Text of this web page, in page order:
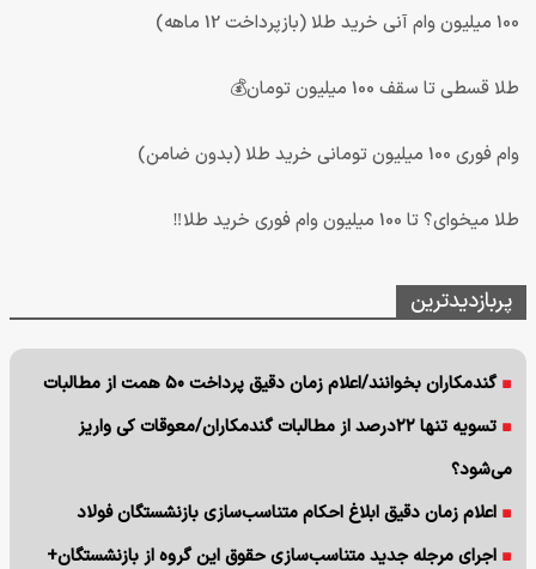
100 میلیون وام آنی خرید طلا (بازپرداخت 12 ماهه)
طلا قسطی تا سقف 100 میلیون تومان💰
وام فوری 100 میلیون تومانی خرید طلا (بدون ضامن)
طلا میخوای؟ تا 100 میلیون وام فوری خرید طلا‼️
پربازدیدترین
گندمکاران بخوانند/اعلام زمان دقیق پرداخت ۵۰ همت از مطالبات
تسویه تنها ۲۲درصد از مطالبات گندمکاران/معوقات کی واریز
می‌شود؟
اعلام زمان دقیق ابلاغ احکام متناسب‌سازی بازنشستگان فولاد
اجرای مرجله جدید متناسب‌سازی حقوق این گروه از بازنشستگان+